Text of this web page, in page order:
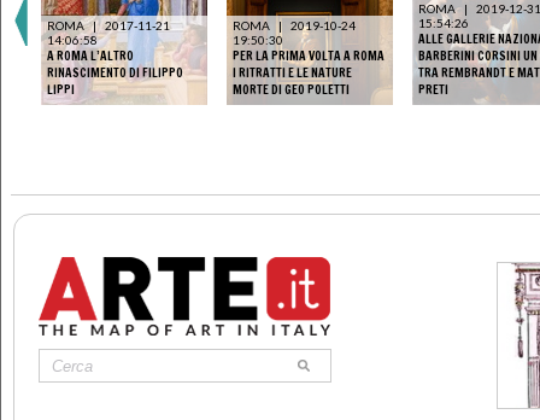
ROMA | 2017-11-21
14:06:58
A ROMA L’ALTRO
RINASCIMENTO DI FILIPPO
LIPPI
ROMA |
2019-10-24
19:50:30
PER LA PRIMA VOLTA A ROMA
I RITRATTI E LE NATURE
MORTE DI GEO POLETTI
ROMA |
2019-12-31
15:54:26
ALLE GALLERIE
BARBERINI CORSINI
TRA REMBRANDT E
PRETI